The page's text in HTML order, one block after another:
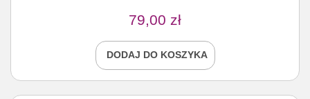
79,00 zł
DODAJ DO KOSZYKA